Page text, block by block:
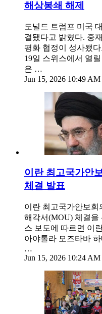
해상봉쇄 해제
도널드 트럼프 미국
결됐다고 밝혔다. 중
평화 협정이 성사됐
19일 스위스에서 열
은 …
Jun 15, 2026 10:49
이란 최고국가안
체결 발표
이란 최고국가안보
해각서(MOU) 체결을
스 보도에 따르면 이
아야톨라 모즈타바
…
Jun 15, 2026 10:24